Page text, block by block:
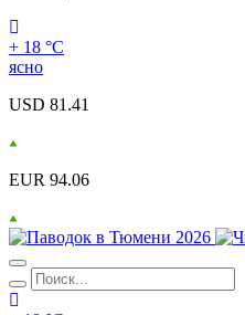
+ 18 °С
ясно
USD 81.41
EUR 94.06